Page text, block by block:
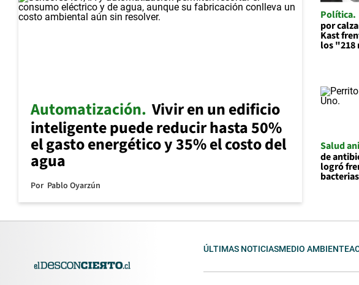
Automatización Vivir en un edificio
inteligente puede reducir hasta 50%
el gasto energético y 35% el costo del
agua
Por Pablo Oyarzún
Política
por
Kast
los
Salud
de
logró
ÚLTIMAS NOTICIASMEDIO AMBIENTE